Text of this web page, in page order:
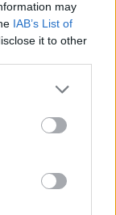
may
IAB’s List of
it to other